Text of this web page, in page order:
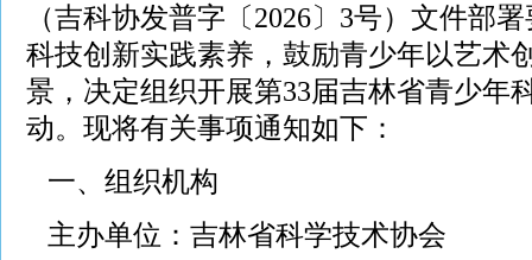
（吉科协发普字〔2026〕3号）文件部
科技创新实践素养，鼓励青少年以艺术
景，决定组织开展第33届吉林省青少年
动。现将有关事项通知如下：
一、组织机构
主办单位：吉林省科学技术协会